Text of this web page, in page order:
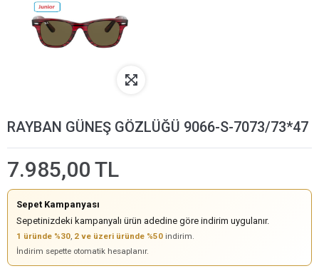
RAYBAN GÜNEŞ GÖZLÜĞÜ 9066-S-7073/73*47
7.985,00 TL
Sepet Kampanyası
Sepetinizdeki kampanyalı ürün adedine göre indirim uygulanır.
1 üründe %30, 2 ve üzeri üründe %50 indirim.
İndirim sepette otomatik hesaplanır.